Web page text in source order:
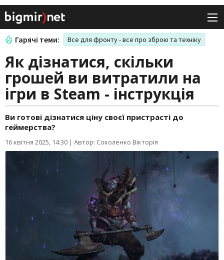
Гарячі теми: Все для фронту - все про зброю та техніку
Як дізнатися, скільки
грошей ви витратили на
ігри в Steam - інструкція
Ви готові дізнатися ціну своєї пристрасті до
геймерства?
16 квітня 2025, 14:30 | Автор: Соколенко Вікторія